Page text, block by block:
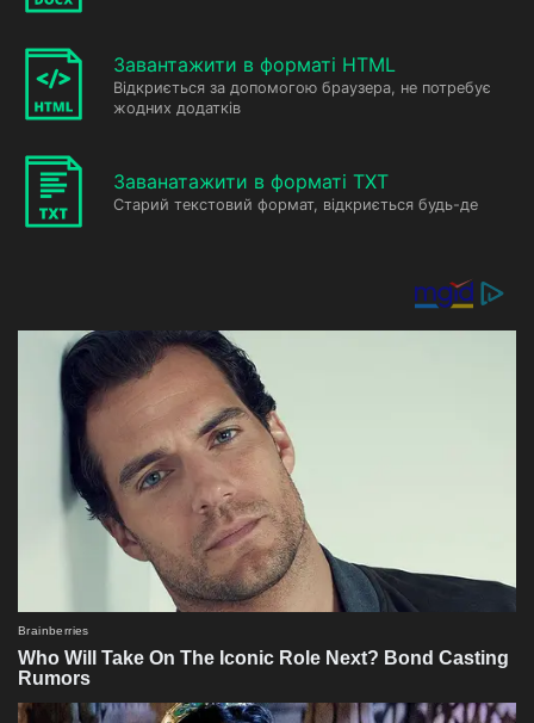
Завантажити в форматі HTML
Відкриється за допомогою браузера, не потребує
жодних додатків
Заванатажити в форматі TXT
Старий текстовий формат, відкриється будь-де